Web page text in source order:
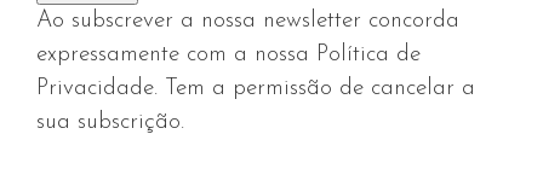
Ao subscrever a nossa newsletter concorda
expressamente com a nossa Política de
Privacidade. Tem a permissão de cancelar a
sua subscrição.